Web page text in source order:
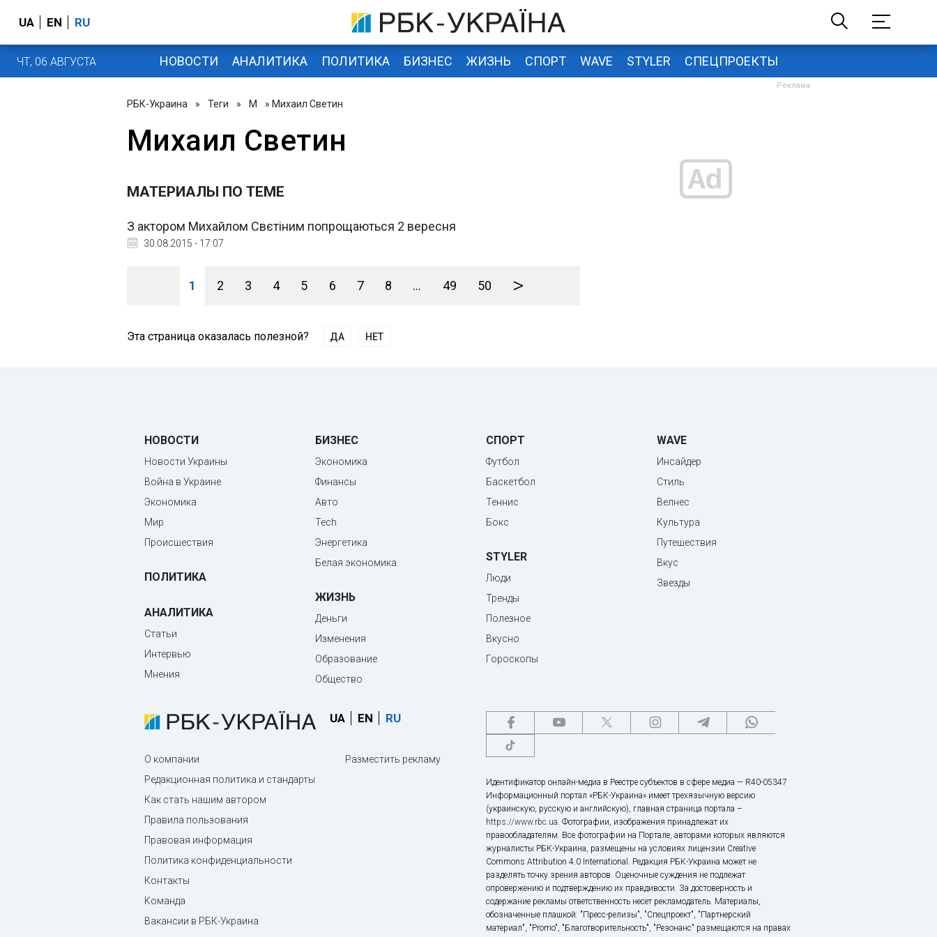
UA EN RU
ЧТ, 06 АВГУСТА НОВОСТИ АНАЛИТИКА ПОЛИТИКА БИЗНЕС ЖИЗНЬ СПОРТ WAVE STYLER СПЕЦПРОЕКТЫ
РБК-Украина » Теги » М » Михаил Светин
Михаил Светин
МАТЕРИАЛЫ ПО ТЕМЕ
З актором Михайлом Свєтіним попрощаються 2 вересня
30.08.2015 - 17:07
1 2 3 4 5 6 7 8 ... 49 50 >
Эта страница оказалась полезной? ДА НЕТ
НОВОСТИ
Новости Украины
Война в Украине
Экономика
Мир
Происшествия
ПОЛИТИКА
АНАЛИТИКА
Статьи
Интервью
Мнения
БИЗНЕС
Экономика
Финансы
Авто
Tech
Энергетика
Белая экономика
ЖИЗНЬ
Деньги
Изменения
Образование
Общество
СПОРТ
Футбол
Баскетбол
Теннис
Бокс
STYLER
Люди
Тренды
Полезное
Вкусно
Гороскопы
WAVE
Инсайдер
Стиль
Велнес
Культура
Путешествия
Вкус
Звезды
UA EN RU
О компании
Редакционная политика и стандарты
Как стать нашим автором
Правила пользования
Правовая информация
Политика конфиденциальности
Контакты
Команда
Вакансии в РБК-Украина
Разместить рекламу
Идентификатор онлайн-медиа в Реестре субъектов в сфере медиа — R40-05347
Информационный портал «РБК-Украина» имеет трехязычную версию
(украинскую, русскую и английскую), главная страница портала –
https://www.rbc.ua. Фотографии, изображения принадлежат их
правообладателям. Все фотографии на Портале, авторами которых являются
журналисты РБК-Украина, размещены на условиях лицензии Creative
Commons Attribution 4.0 International. Редакция РБК-Украина может не
разделять точку зрения авторов. Оценочные суждения не подлежат
опровержению и подтверждению их правдивости. За достоверность и
содержание рекламы ответственность несет рекламодатель. Материалы,
обозначенные плашкой: "Пресс-релизы", "Спецпроект", "Партнерский
материал", "Promo", "Благотворительность", "Резонанс" размещаются на правах